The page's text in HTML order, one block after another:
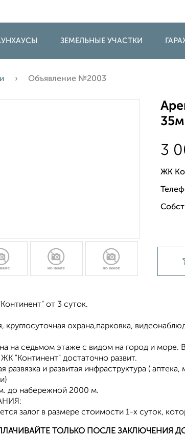
ЗЕМЕЛЬНЫЕ УЧАСТКИ
Объявление №2003
3
ЖК
от 3 суток.
круглосуточная охрана,парковка,
на седьмом этаже с видом на город и море.
"Континент" достаточно развит.
развязка и развитая инфраструктура (
до набережной 2000 м.
залог в размере стоимости 1-х суток,
ТОЛЬКО ПОСЛЕ ЗАКЛЮЧЕНИЯ